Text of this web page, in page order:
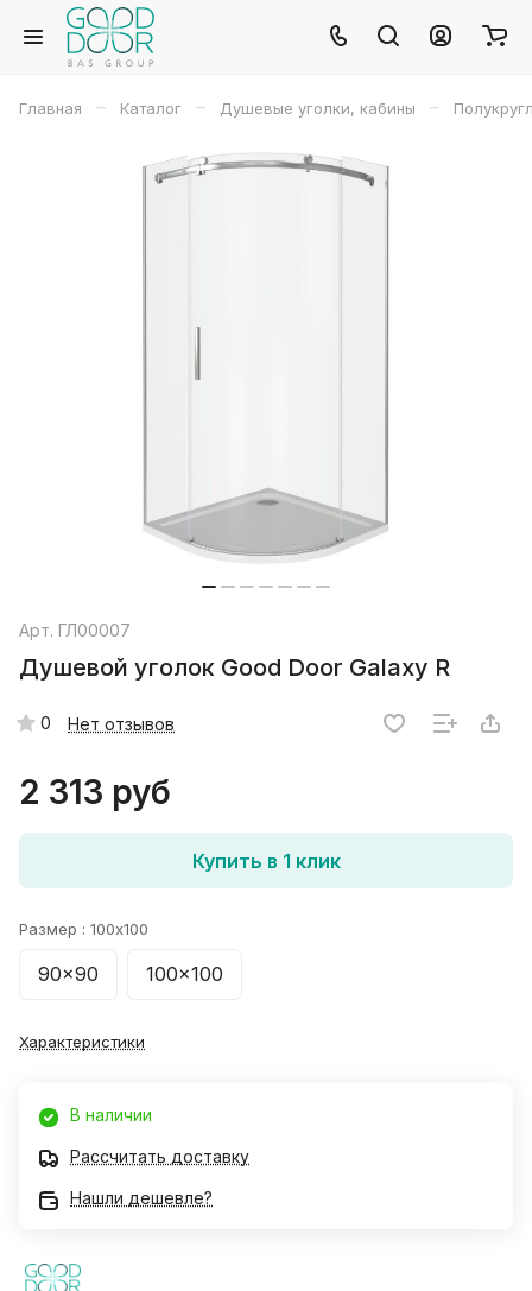
Главная – Каталог – Душевые уголки, кабины –
Арт. ГЛ00007
Душевой уголок Good Door Galaxy R
0 Нет отзывов
2 313 руб
Купить в 1 клик
Размер : 100x100
90x90 100x100
Характеристики
В наличии
Рассчитать доставку
Нашли дешевле?